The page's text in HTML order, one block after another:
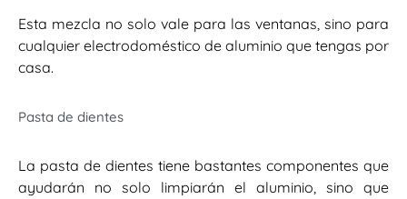
Esta mezcla no solo vale para las ventanas, sino para
cualquier electrodoméstico de aluminio que tengas por
casa.
Pasta de dientes
La pasta de dientes tiene bastantes componentes que
ayudarán no solo limpiarán el aluminio, sino que